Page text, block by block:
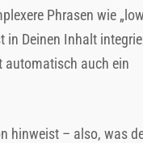
Phrasen wie
in Deinen Inhalt
automatisch auch ein
hinweist – also, was